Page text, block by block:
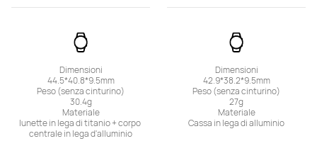
Dimensioni
44.5*40.8*9.5mm
Peso (senza cinturino)
30.4g
Materiale
lunette in lega di titanio + corpo
centrale in lega d'alluminio
Dimensioni
42.9*38.2*9.5mm
Peso (senza cinturino)
27g
Materiale
Cassa in lega di alluminio